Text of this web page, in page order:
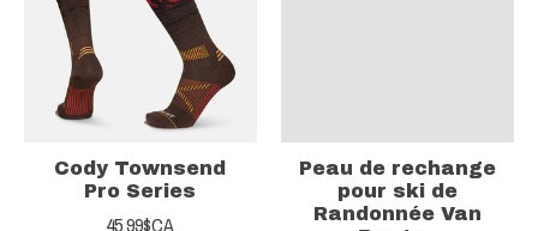
Cody Townsend
Pro Series
45,99$CA
Peau de rechange
pour ski de
Randonnée Van